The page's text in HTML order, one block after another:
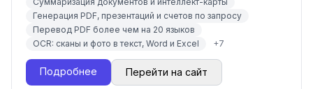
Генерация PDF, презентаций и счетов по запросу
Перевод PDF более чем на 20 языков
OCR: сканы и фото в текст, Word и Excel
+7
Подробнее Перейти на сайт